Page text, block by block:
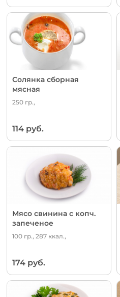
Солянка сборная
мясная
250 гр.,
114 руб.
Мясо свинина с копч.
запеченое
100 гр., 287 ккал.,
174 руб.